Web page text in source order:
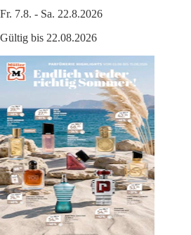
Fr. 7.8. - Sa. 22.8.2026
Gültig bis 22.08.2026